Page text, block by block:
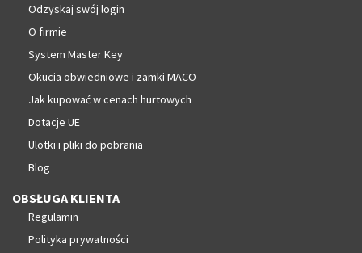
Odzyskaj swój login
O firmie
System Master Key
Okucia obwiedniowe i zamki MACO
Jak kupować w cenach hurtowych
Dotacje UE
Ulotki i pliki do pobrania
Blog
OBSŁUGA KLIENTA
Regulamin
Polityka prywatności